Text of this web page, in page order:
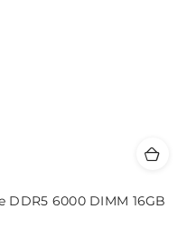
DDR5 6000 DIMM 16GB